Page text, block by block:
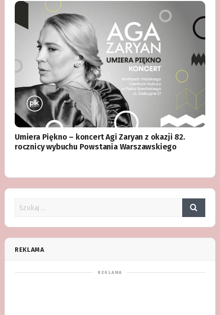
Umiera Piękno – koncert Agi Zaryan z okazji 82.
rocznicy wybuchu Powstania Warszawskiego
REKLAMA